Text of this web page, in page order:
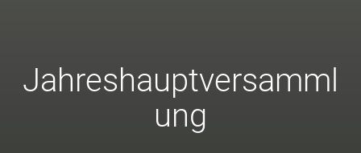
Jahreshauptversamml
ung